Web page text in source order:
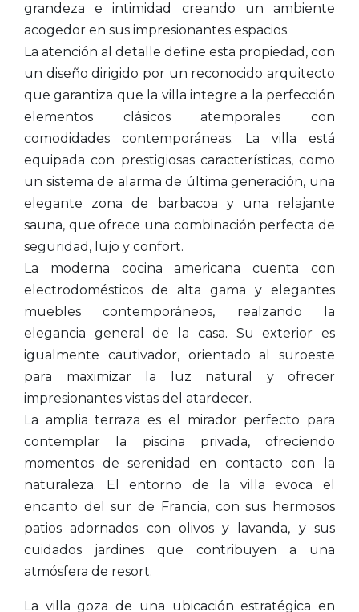
grandeza e intimidad creando un ambiente
acogedor en sus impresionantes espacios.
La atención al detalle define esta propiedad, con
un diseño dirigido por un reconocido arquitecto
que garantiza que la villa integre a la perfección
elementos clásicos atemporales con
comodidades contemporáneas. La villa está
equipada con prestigiosas características, como
un sistema de alarma de última generación, una
elegante zona de barbacoa y una relajante
sauna, que ofrece una combinación perfecta de
seguridad, lujo y confort.
La moderna cocina americana cuenta con
electrodomésticos de alta gama y elegantes
muebles contemporáneos, realzando la
elegancia general de la casa. Su exterior es
igualmente cautivador, orientado al suroeste
para maximizar la luz natural y ofrecer
impresionantes vistas del atardecer.
La amplia terraza es el mirador perfecto para
contemplar la piscina privada, ofreciendo
momentos de serenidad en contacto con la
naturaleza. El entorno de la villa evoca el
encanto del sur de Francia, con sus hermosos
patios adornados con olivos y lavanda, y sus
cuidados jardines que contribuyen a una
atmósfera de resort.
La villa goza de una ubicación estratégica en